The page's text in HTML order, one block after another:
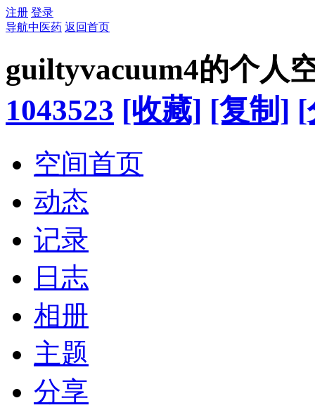
注册 登录
导航中医药 返回首页
guiltyvacuum4的个人
1043523 [收藏] [复制] [
空间首页
动态
记录
日志
相册
主题
分享